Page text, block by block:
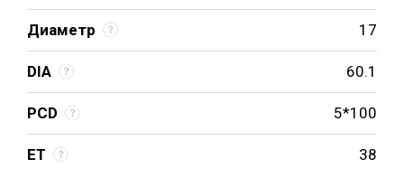
Диаметр 17
DIA 60.1
PCD 5*100
ET 38